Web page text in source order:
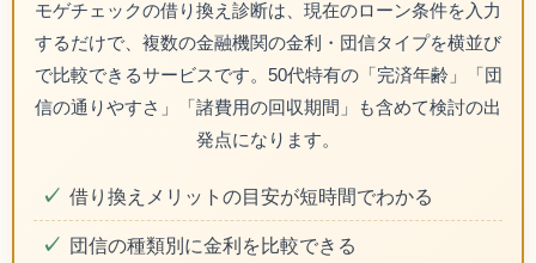
モゲチェックの借り換え診断は、現在のローン条件を入力
するだけで、複数の金融機関の金利・団信タイプを横並び
で比較できるサービスです。50代特有の「完済年齢」「団
信の通りやすさ」「諸費用の回収期間」も含めて検討の出
発点になります。
借り換えメリットの目安が短時間でわかる
団信の種類別に金利を比較できる